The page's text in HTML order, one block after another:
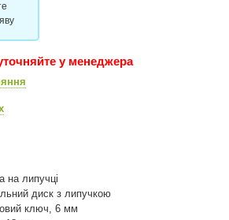
у менеджера
на липучці
диск з липучкою
ключ, 6 мм